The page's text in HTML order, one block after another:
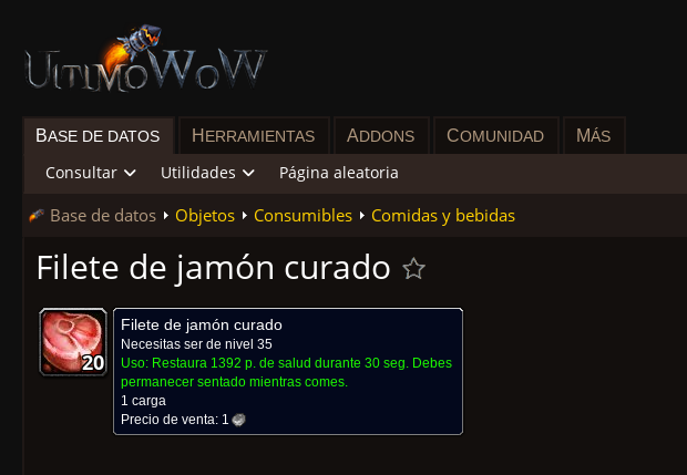
BASE DE DATOS H ERRAMIENTAS ADDONS COMUNIDAD MÁS
Consultar Utilidades Página aleatoria
Base de datos Objetos Consumibles Comidas y bebidas
Filete de jamón curado
20
20
20
20
20
20
20
20
20
Filete de jamón curado
Necesitas ser de nivel 35
Uso: Restaura 1392 p. de salud durante 30 seg. Debes
permanecer sentado mientras comes.
1 carga
Precio de venta: 1